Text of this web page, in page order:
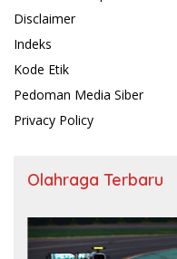
Disclaimer
Indeks
Kode Etik
Pedoman Media Siber
Privacy Policy
Olahraga Terbaru